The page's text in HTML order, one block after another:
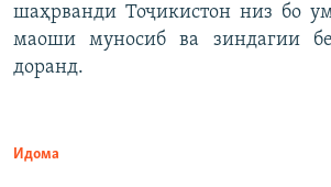
шаҳрванди Тоҷикистон низ бо
маоши муносиб ва зиндагии
доранд.
Идома